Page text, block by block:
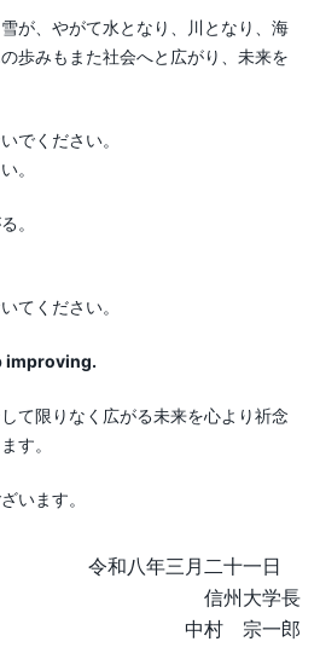
が、やがて水となり、川となり、海
歩みもまた社会へと広がり、未来を
でください。
。
。
てください。
improving.
て限りなく広がる未来を心より祈念
す。
います。
令和八年三月二十一日
信州大学長
中村 宗一郎